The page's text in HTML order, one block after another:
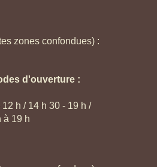
zones confondues) :
d'ouverture :
h / 14 h 30 - 19 h /
à 19 h